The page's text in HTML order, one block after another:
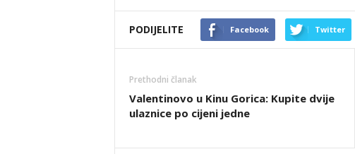
PODIJELITE Facebook Twitter
Prethodni članak
Valentinovo u Kinu Gorica: Kupite dvije
ulaznice po cijeni jedne